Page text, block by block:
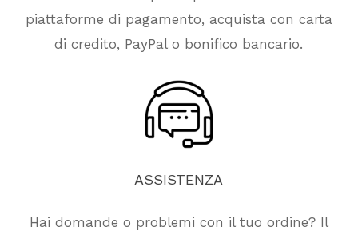
piattaforme di pagamento, acquista con carta
di credito, PayPal o bonifico bancario.
ASSISTENZA
Hai domande o problemi con il tuo ordine? Il